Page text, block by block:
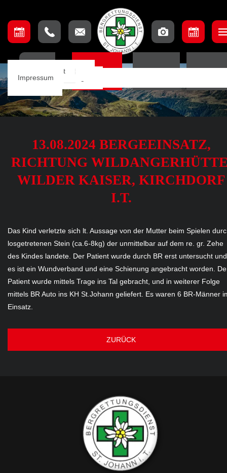
Einsätze
Einsatzbeschreibung
Einsatzkarte
Mannschaft
Ausbildungsteam
Aufnahmebedingungen
Lage & Anfahrt
Impressum
13.08.2024 BERGEEINSATZ,
RICHTUNG
WILDER KAISER, KIRCHDORF
I.T.
Das Kind verletzte sich lt. Aussage von der Mutter beim Spielen
losgetretenen Stein (ca.6-8kg) der unmittelbar auf dem re. gr. Zehe
des Kindes landete. Der Patient wurde durch BR erst untersucht und
es ist ein Wundverband und eine Schienung angebracht worden.
Patient wurde mittels Trage ins Tal gebracht, und in weiterer Folge
mittels BR Auto ins KH St.Johann geliefert. Es waren 6 BR-Männer
Einsatz.
ZURÜCK